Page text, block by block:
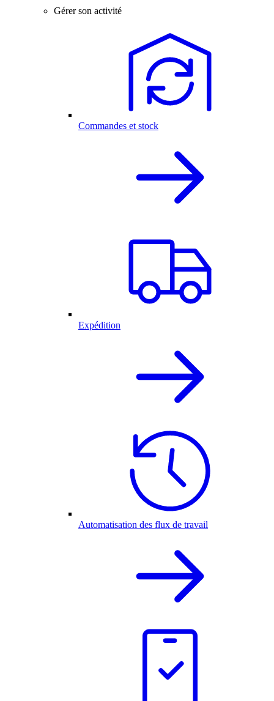
Gérer son activité
Commandes et stock
Expédition
Automatisation des flux de travail